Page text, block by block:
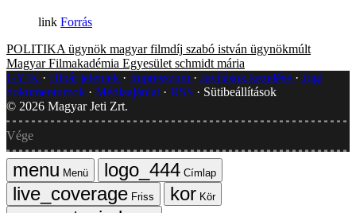
Forrás
POLITIKA ügynök magyar filmdíj szabó istván ügynökmúlt
Magyar Filmakadémia Egyesület schmidt mária
GYIK
Hibát jelentek Impresszum Javítások kezelése
Jogi
dokumentumok
Médiaajánlat RSS
Sütibeállítások
© 2026 Magyar Jeti Zrt.
Vége
Menü
Címlap
Friss
Kör